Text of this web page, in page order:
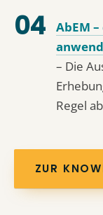
AbEM
– Die
Regel
ZUR